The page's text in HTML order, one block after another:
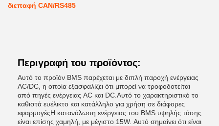
διεπαφή CAN/RS485
Περιγραφή του προϊόντος:
Αυτό το προϊόν BMS παρέχεται με διπλή παροχή ενέργειας
AC/DC, η οποία εξασφαλίζει ότι μπορεί να τροφοδοτείται
από πηγές ενέργειας AC και DC.Αυτό το χαρακτηριστικό το
καθιστά ευέλικτο και κατάλληλο για χρήση σε διάφορες
εφαρμογέςΗ κατανάλωση ενέργειας του BMS υψηλής τάσης
είναι επίσης χαμηλή, με μέγιστο 15W. Αυτό σημαίνει ότι είναι